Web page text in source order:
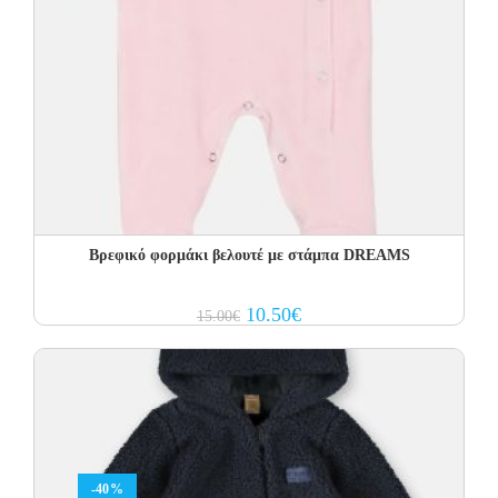
Βρεφικό φορμάκι βελουτέ με στάμπα DREAMS
15.00€ Original
price
10.50€Current
price
10.50€.
-40%